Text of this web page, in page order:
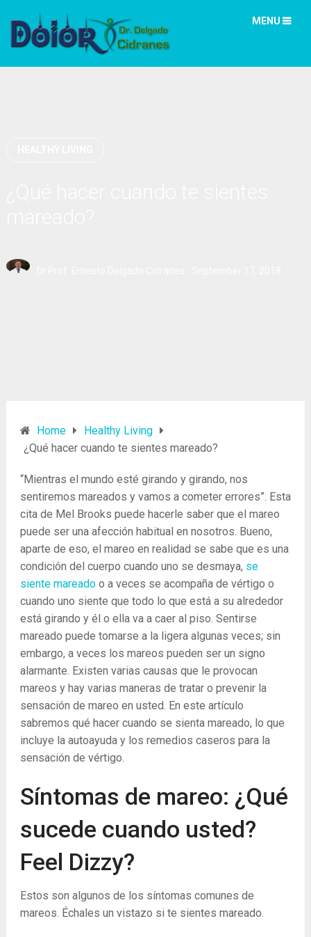
MENU
Home
Healthy Living
¿Qué hacer cuando te sientes mareado?
“Mientras el mundo esté girando y girando, nos
sentiremos mareados y vamos a cometer errores”. Esta
cita de Mel Brooks puede hacerle saber que el mareo
puede ser una afección habitual en nosotros. Bueno,
aparte de eso, el mareo en realidad se sabe que es una
condición del cuerpo cuando uno se desmaya, se
siente mareado o a veces se acompaña de vértigo o
cuando uno siente que todo lo que está a su alrededor
está girando y él o ella va a caer al piso. Sentirse
mareado puede tomarse a la ligera algunas veces; sin
embargo, a veces los mareos pueden ser un signo
alarmante. Existen varias causas que le provocan
mareos y hay varias maneras de tratar o prevenir la
sensación de mareo en usted. En este artículo
sabremos qué hacer cuando se sienta mareado, lo que
incluye la autoayuda y los remedios caseros para la
sensación de vértigo.
Síntomas de mareo: ¿Qué
sucede cuando usted?
Feel Dizzy?
Estos son algunos de los síntomas comunes de
mareos. Échales un vistazo si te sientes mareado.